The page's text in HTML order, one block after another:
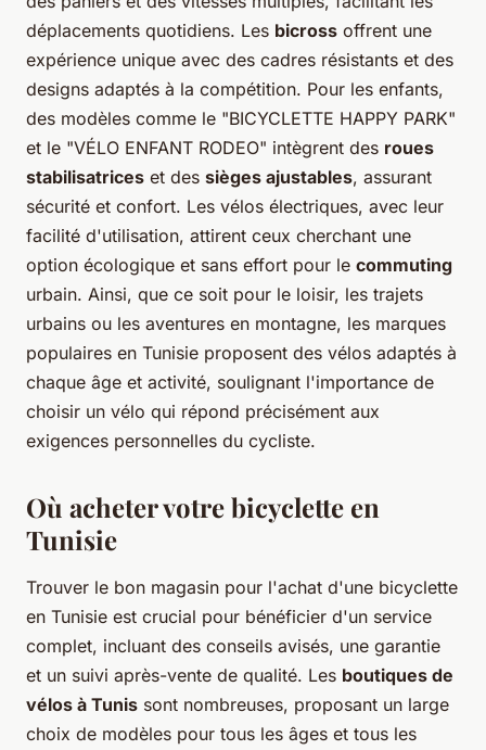
déplacements quotidiens. Les bicross offrent une
expérience unique avec des cadres résistants et des
designs adaptés à la compétition. Pour les enfants,
des modèles comme le "BICYCLETTE HAPPY PARK"
et le "VÉLO ENFANT RODEO" intègrent des roues
stabilisatrices et des sièges ajustables, assurant
sécurité et confort. Les vélos électriques, avec leur
facilité d'utilisation, attirent ceux cherchant une
option écologique et sans effort pour le commuting
urbain. Ainsi, que ce soit pour le loisir, les trajets
urbains ou les aventures en montagne, les marques
populaires en Tunisie proposent des vélos adaptés à
chaque âge et activité, soulignant l'importance de
choisir un vélo qui répond précisément aux
exigences personnelles du cycliste.
Où acheter votre bicyclette en
Tunisie
Trouver le bon magasin pour l'achat d'une bicyclette
en Tunisie est crucial pour bénéficier d'un service
complet, incluant des conseils avisés, une garantie
et un suivi après-vente de qualité. Les boutiques de
vélos à Tunis sont nombreuses, proposant un large
choix de modèles pour tous les âges et tous les